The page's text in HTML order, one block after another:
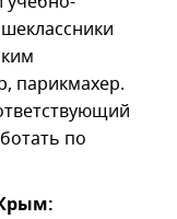
парикмахер.
по